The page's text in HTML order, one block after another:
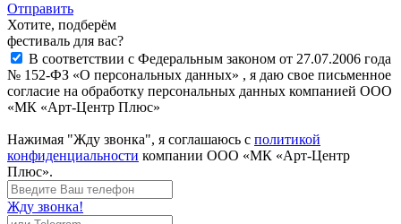
Отправить
Хотите, подберём
фестиваль для вас?
В соответствии с Федеральным законом от 27.07.2006 года
№ 152-ФЗ «О персональных данных» , я даю свое письменное
согласие на обработку персональных данных компанией ООО
«МК «Арт-Центр Плюс»
Нажимая "Жду звонка", я соглашаюсь с политикой
конфиденциальности компании ООО «МК «Арт-Центр
Плюс».
Жду звонка!